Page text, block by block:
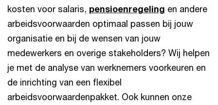
kosten voor salaris, pensioenregeling en andere
arbeidsvoorwaarden optimaal passen bij jouw
organisatie en bij de wensen van jouw
medewerkers en overige stakeholders? Wij helpen
je met de analyse van werknemers voorkeuren en
de inrichting van een flexibel
arbeidsvoorwaardenpakket. Ook kunnen onze